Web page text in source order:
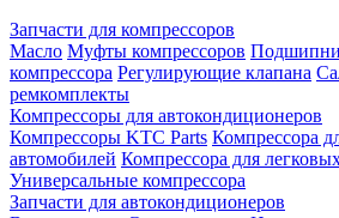
Запчасти для компрессоров
Масло Муфты компрессоров
компрессора Регулирующие клапана
ремкомплекты
Компрессоры для автокондиционеров
Компрессоры KTC Parts Компрессора
автомобилей Компрессора для
Универсальные компрессора
Запчасти для автокондиционеров